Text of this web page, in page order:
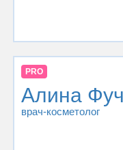
PRO
Алина
врач-косметолог